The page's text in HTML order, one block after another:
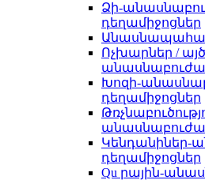
Ձի-
դեղամիջոցներ
Ոչխարներ /
Խոզի-
դեղամիջոցներ
Կենդանիներ-
դեղամիջոցներ
Qu րային-